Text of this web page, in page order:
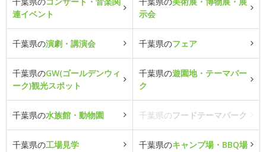
連イベント
示会
千葉県の演劇・講演会 千葉県のフェア
千葉県のGW(ゴールデンウィ
ーク)観光スポット
千葉県の遊園地・テーマパー
ク
千葉県の水族館・動物園 千葉県のフードテーマパーク
千葉県の工場見学 千葉県のキャンプ場・BBQ場